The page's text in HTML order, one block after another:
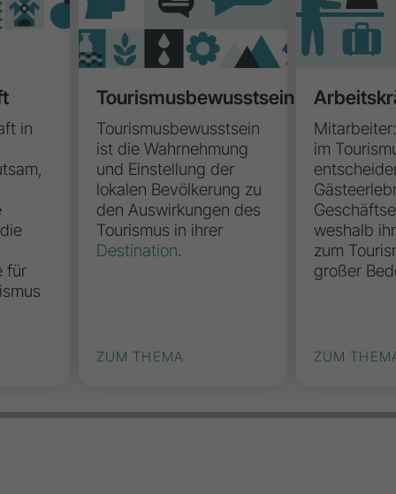
in
für
Tourismusbewusstsein
Tourismusbewusstsein
ist die Wahrnehmung
und Einstellung der
lokalen Bevölkerung zu
den Auswirkungen des
Tourismus in ihrer
Destination.
ZUM THEMA
im
weshalb
zum
großer
ZUM